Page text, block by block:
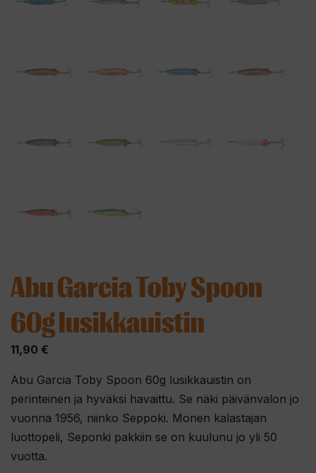
Abu Garcia Toby Spoon
60g lusikkauistin
11,90 €
Abu Garcia Toby Spoon 60g lusikkauistin on
perinteinen ja hyväksi havaittu. Se näki päivänvalon jo
vuonna 1956, niinko Seppoki. Monen kalastajan
luottopeli, Seponki pakkiin se on kuulunu jo yli 50
vuotta.